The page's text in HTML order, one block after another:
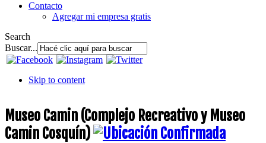
Contacto
Agregar mi empresa gratis
Search
Buscar...
Skip to content
Museo Camin (Complejo Recreativo y Museo
Camin Cosquín)